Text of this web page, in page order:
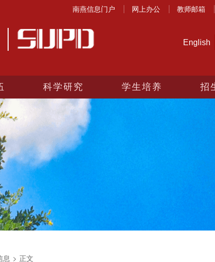
南燕信息门户 网上办公 教师邮箱
English
科学研究 学生培养 招
息 > 正文